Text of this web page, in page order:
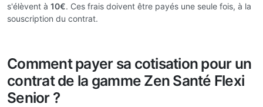
s'élèvent à 10€. Ces frais doivent être payés une seule fois, à la
souscription du contrat.
Comment payer sa cotisation pour un
contrat de la gamme Zen Santé Flexi
Senior ?